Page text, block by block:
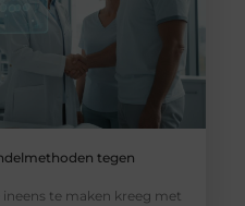
tegen
te maken kreeg met